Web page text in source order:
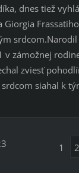
dnes tiež
Giorgia
v zámožnej
zviesť
siahal k
1 2